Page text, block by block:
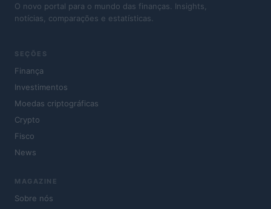
O novo portal para o mundo das finanças. Insights,
notícias, comparações e estatísticas.
SEÇÕES
Finança
Investimentos
Moedas criptográficas
Crypto
Fisco
News
MAGAZINE
Sobre nós